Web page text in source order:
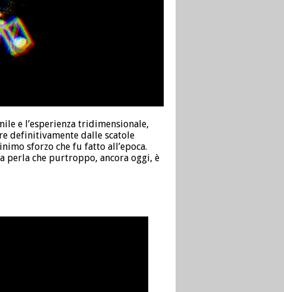
e l’esperienza tridimensionale,
definitivamente dalle scatole
sforzo che fu fatto all’epoca.
perla che purtroppo, ancora oggi, è